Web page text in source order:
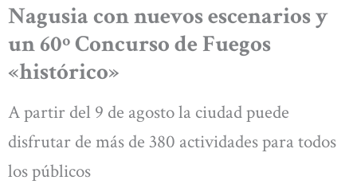
Nagusia con nuevos escenarios y
un 60º Concurso de Fuegos
«histórico»
A partir del 9 de agosto la ciudad puede
disfrutar de más de 380 actividades para todos
los públicos